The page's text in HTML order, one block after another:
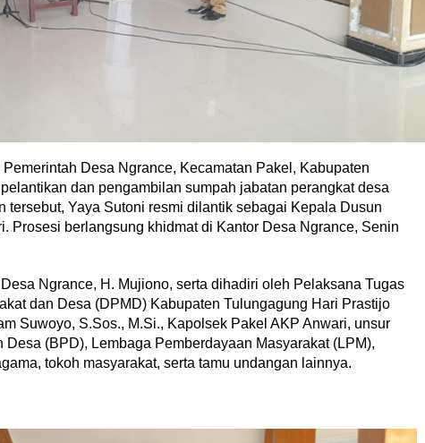
Desa Ngrance, Kecamatan Pakel, Kabupaten
dan pengambilan sumpah jabatan perangkat desa
tersebut, Yaya Sutoni resmi dilantik sebagai Kepala Dusun
Prosesi berlangsung khidmat di Kantor Desa Ngrance, Senin
Ngrance, H. Mujiono, serta dihadiri oleh Pelaksana Tugas
dan Desa (DPMD) Kabupaten Tulungagung Hari Prastijo
Suwoyo, S.Sos., M.Si., Kapolsek Pakel AKP Anwari, unsur
(BPD), Lembaga Pemberdayaan Masyarakat (LPM),
tokoh masyarakat, serta tamu undangan lainnya.